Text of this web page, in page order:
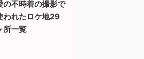
の不時着の撮影で
われたロケ地29
所一覧